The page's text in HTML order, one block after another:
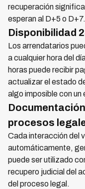
recuperación
esperan al D+5 o D+7.
Disponibilidad
Los arrendatarios
a cualquier hora del
horas puede recibir
actualizar el estado
algo imposible con un
procesos
Cada interacción del
automáticamente,
puede ser utilizado
recupero judicial del
del proceso legal.